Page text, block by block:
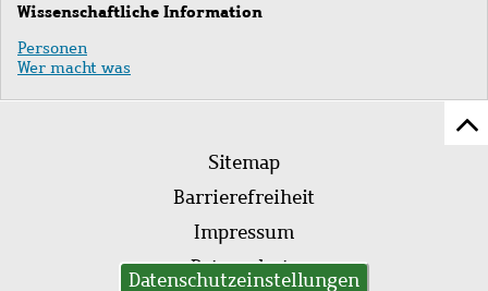
Wissenschaftliche Information
Personen
Wer macht was
Fußleistenmenü
Sitemap
Barrierefreiheit
Impressum
Datenschutz
Datenschutzeinstellungen